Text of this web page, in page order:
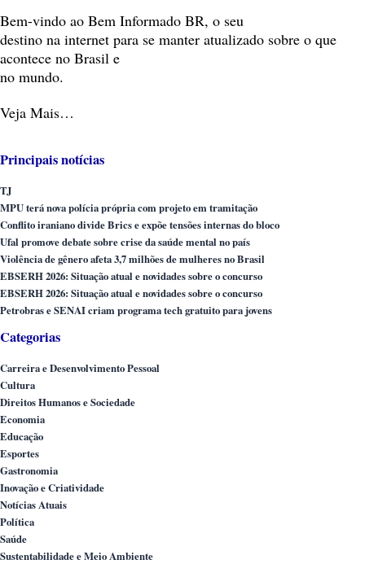
Bem-vindo ao Bem Informado BR, o seu
destino na internet para se manter atualizado sobre o que
acontece no Brasil e
no mundo.
Veja Mais…
Principais notícias
TJ
MPU terá nova polícia própria com projeto em tramitação
Conflito iraniano divide Brics e expõe tensões internas do bloco
Ufal promove debate sobre crise da saúde mental no país
Violência de gênero afeta 3,7 milhões de mulheres no Brasil
EBSERH 2026: Situação atual e novidades sobre o concurso
EBSERH 2026: Situação atual e novidades sobre o concurso
Petrobras e SENAI criam programa tech gratuito para jovens
Categorias
Carreira e Desenvolvimento Pessoal
Cultura
Direitos Humanos e Sociedade
Economia
Educação
Esportes
Gastronomia
Inovação e Criatividade
Notícias Atuais
Política
Saúde
Sustentabilidade e Meio Ambiente